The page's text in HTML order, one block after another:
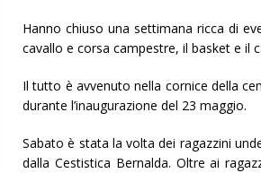
Hanno chiuso una settimana ricca di
cavallo e corsa campestre, il basket e il
Il tutto è avvenuto nella cornice della
durante l’inaugurazione del 23 maggio.
Sabato è stata la volta dei ragazzini
dalla Cestistica Bernalda. Oltre ai